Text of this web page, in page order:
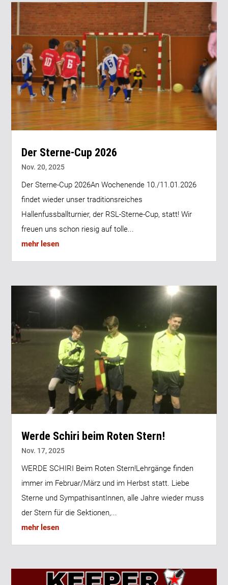
Der Sterne-Cup 2026
Nov. 20, 2025
Der Sterne-Cup 2026An Wochenende 10./11.01.2026
findet wieder unser traditionsreiches
Hallenfussballturnier, der RSL-Sterne-Cup, statt! Wir
freuen uns schon riesig auf tolle...
mehr lesen
Werde Schiri beim Roten Stern!
Nov. 17, 2025
WERDE SCHIRI Beim Roten Stern!Lehrgänge finden
immer im Februar/März und im Herbst statt. Liebe
Sterne und SympathisantInnen, alle Jahre wieder muss
der Stern für die Sektionen,...
mehr lesen